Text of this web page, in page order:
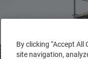
By clicking “Accept
site navigation,